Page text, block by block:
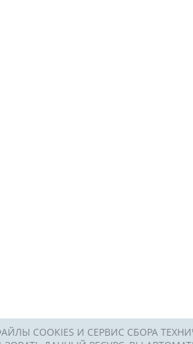
COOKIES И СЕРВИС СБОРА